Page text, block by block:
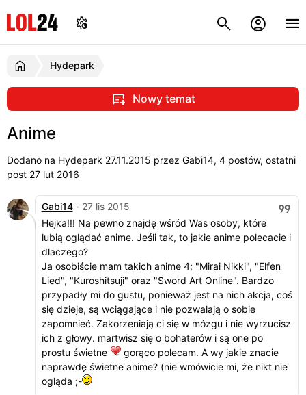
Hydepark
Nowy temat
Anime
Dodano na Hydepark 27.11.2015 przez Gabi14, 4 postów, ostatni
post 27 lut 2016
Gabi14 · 27 lis 2015
Hejka!!! Na pewno znajdę wśród Was osoby, które
lubią oglądać anime. Jeśli tak, to jakie anime polecacie i
dlaczego?
Ja osobiście mam takich anime 4; "Mirai Nikki", "Elfen
Lied", "Kuroshitsuji" oraz "Sword Art Online". Bardzo
przypadły mi do gustu, ponieważ jest na nich akcja, coś
się dzieje, są wciągające i nie pozwalają o sobie
zapomnieć. Zakorzeniają ci się w mózgu i nie wyrzucisz
ich z głowy. martwisz się o bohaterów i są one po
prostu świetne
gorąco polecam. A wy jakie znacie
naprawdę świetne anime? (nie wmówicie mi, że nikt nie
ogląda ;-